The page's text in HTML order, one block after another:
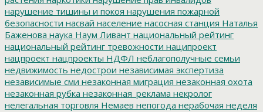
нарушение тишины и покоя нарушения пожарной
безопасности насвай население насосная станция Наталья
Баженова наука Наум Ливант национальный рейтинг
национальный рейтинг тревожности наципроект
нацпроект нацпроекты НДФЛ неблагополучные семьи
недвижимость недострои независимая экспертиза
независимые сми незаконная миграция незаконная охота
незаконная рубка незаконная_реклама некролог
нелегальная торговля Немаев непогода нерабочая неделя